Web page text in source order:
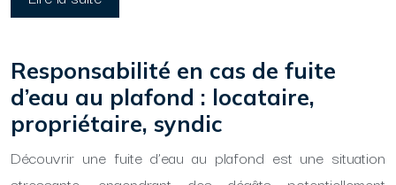
Responsabilité en cas de fuite
d’eau au plafond : locataire,
propriétaire, syndic
Découvrir une fuite d’eau au plafond est une situation